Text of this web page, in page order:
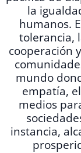
la
humanos.
tolerancia,
cooperación
mundo
empatía,
medios
instancia,